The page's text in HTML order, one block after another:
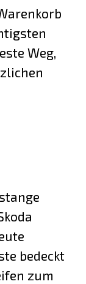
Weg,
bedeckt
zum